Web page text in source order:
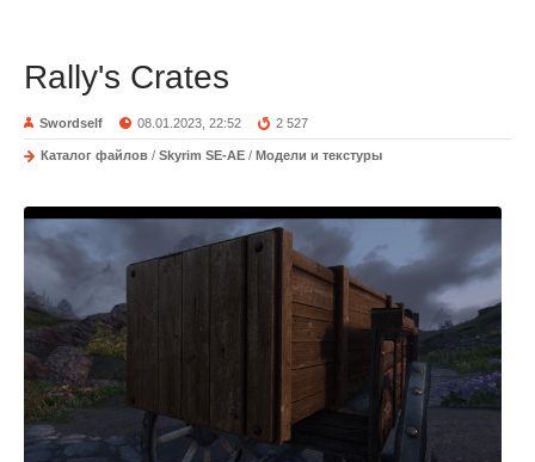
Rally's Crates
Swordself 08.01.2023, 22:52 2 527
Каталог файлов / Skyrim SE-AE / Модели и текстуры